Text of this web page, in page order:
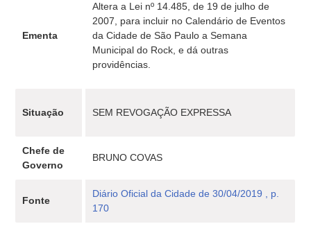
Ementa
Altera a Lei nº 14.485, de 19 de julho de
2007, para incluir no Calendário de Eventos
da Cidade de São Paulo a Semana
Municipal do Rock, e dá outras
providências.
Situação SEM REVOGAÇÃO EXPRESSA
Chefe de
Governo
BRUNO COVAS
Fonte
Diário Oficial da Cidade de 30/04/2019 , p.
170